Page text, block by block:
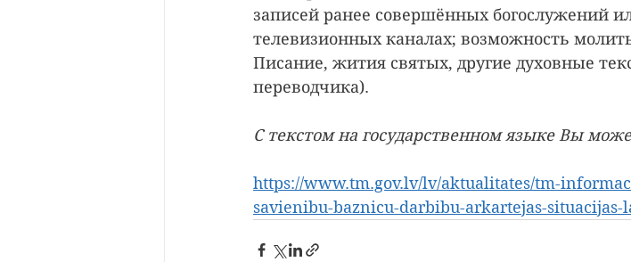
записей ранее совершённых богослужений
телевизионных каналах; возможность
Писание, жития святых, другие духовные
переводчика).
С текстом на государственном языке Вы
https://www.tm.gov.lv/lv/aktualitates/tm-
savienibu-baznicu-darbibu-arkartejas-situacijas-